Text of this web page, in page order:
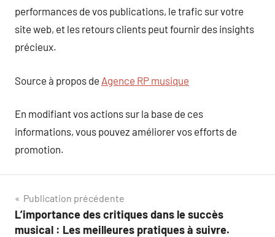
performances de vos publications, le trafic sur votre
site web, et les retours clients peut fournir des insights
précieux.
Source à propos de Agence RP musique
En modifiant vos actions sur la base de ces
informations, vous pouvez améliorer vos efforts de
promotion.
Navigation
de
Publication précédente
L’importance des critiques dans le succès
musical : Les meilleures pratiques à suivre.